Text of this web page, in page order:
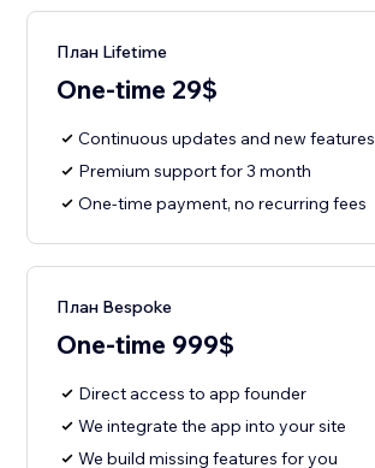
План Lifetime
One-time 29$
Continuous updates and new features
Premium support for 3 month
One-time payment, no recurring fees
План Bespoke
One-time 999$
Direct access to app founder
We integrate the app into your site
We build missing features for you